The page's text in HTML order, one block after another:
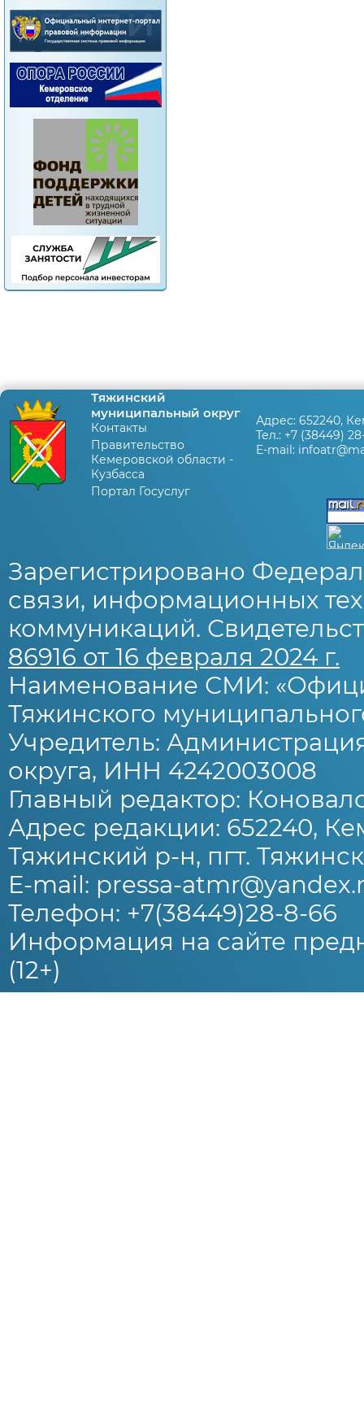
Тяжинский
муниципальный округ
Контакты
Правительство
Кемеровской области -
Кузбасса
Портал Госуслуг
Адрес: 652240,
Тел.: +7 (38449)
E-mail:
Зарегистрировано
связи, информационных
коммуникаций.
86916 от 16 февраля 2024 г.
Наименование СМИ:
Тяжинского
Учредитель:
округа, ИНН 4242003008
Главный редактор:
Адрес редакции: 652240,
Тяжинский р-н, пгт.
E-mail: pressa-
Телефон: +7(38449)28-8-66
Информация на сайте
(12+)